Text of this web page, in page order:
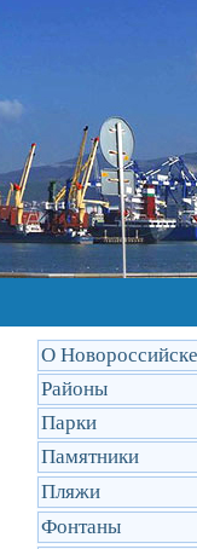
О Новороссийске
Районы
Парки
Памятники
Пляжи
Фонтаны